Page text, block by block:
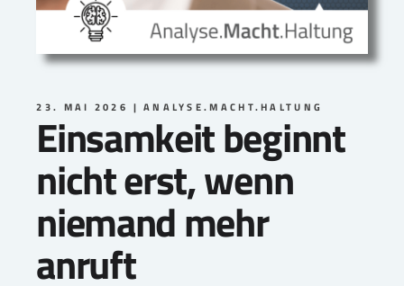
23. MAI 2026 ANALYSE.MACHT.HALTUNG
Einsamkeit beginnt
nicht erst, wenn
niemand mehr
anruft